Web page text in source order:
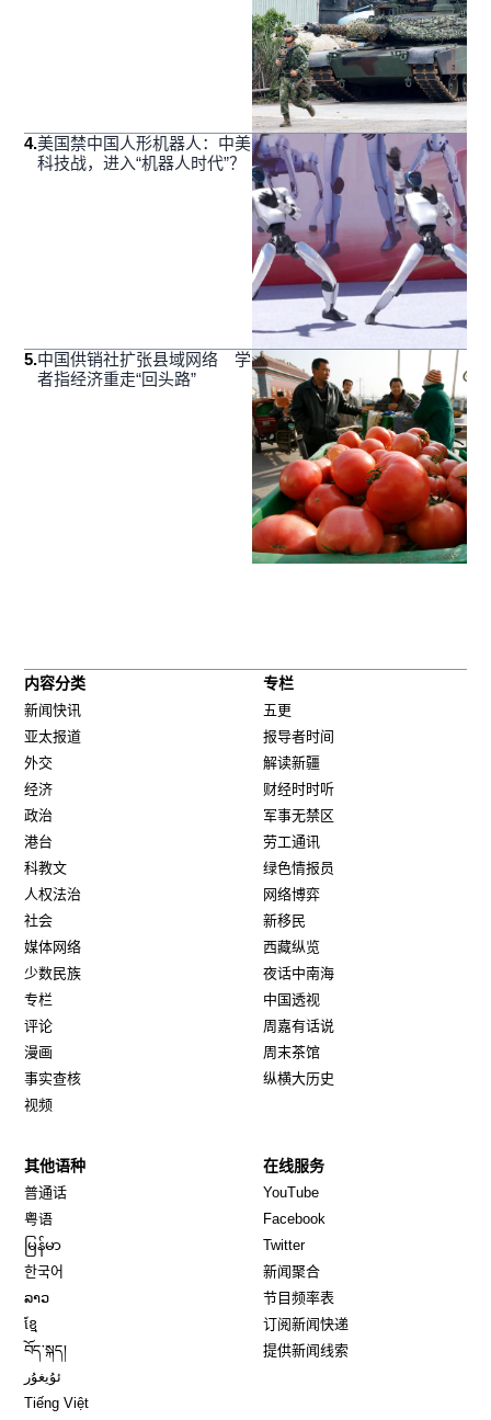
4.美国禁中国人形机器人：中美
科技战，进入“机器人时代”？
5.中国供销社扩张县域网络 学
者指经济重走“回头路”
内容分类
新闻快讯
亚太报道
外交
经济
政治
港台
科教文
人权法治
社会
媒体网络
少数民族
专栏
评论
漫画
事实查核
视频
专栏
五更
报导者时间
解读新疆
财经时时听
军事无禁区
劳工通讯
绿色情报员
网络博弈
新移民
西藏纵览
夜话中南海
中国透视
周嘉有话说
周末茶馆
纵横大历史
其他语种
普通话
粤语
မြန်မာ
한국어
ລາວ
ខ្មែ
བོད་སྐད།
ئۇيغۇر
Tiếng Việt
在线服务
YouTube
Facebook
TwitterOpens in new window
新闻聚合
节目频率表
订阅新闻快递
提供新闻线索